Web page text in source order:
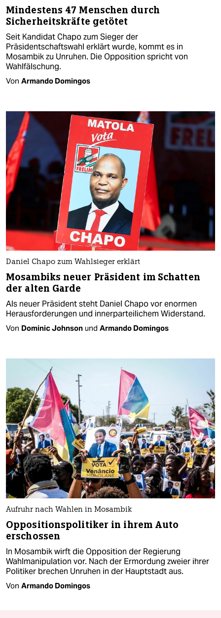
Mindestens 47 Menschen durch
Sicherheitskräfte getötet
Seit Kandidat Chapo zum Sieger der
Präsidentschaftswahl erklärt wurde, kommt es in
Mosambik zu Unruhen. Die Opposition spricht von
Wahlfälschung.
Von Armando Domingos
Daniel Chapo zum Wahlsieger erklärt
Mosambiks neuer Präsident im Schatten
der alten Garde
Als neuer Präsident steht Daniel Chapo vor enormen
Herausforderungen und innerparteilichem Widerstand.
Von Dominic Johnson und Armando Domingos
Aufruhr nach Wahlen in Mosambik
Oppositionspolitiker in ihrem Auto
erschossen
In Mosambik wirft die Opposition der Regierung
Wahlmanipulation vor. Nach der Ermordung zweier ihrer
Politiker brechen Unruhen in der Hauptstadt aus.
Von Armando Domingos